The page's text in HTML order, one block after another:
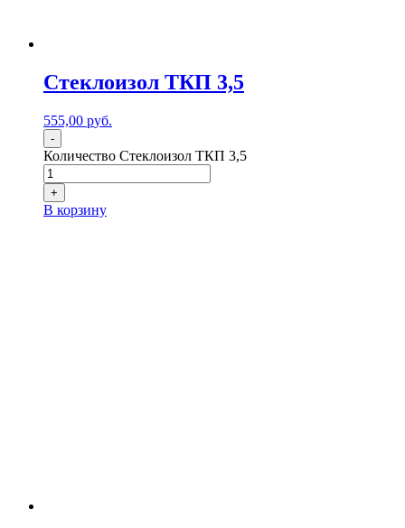
Стеклоизол ТКП 3,5
555,00 руб.
-
Количество Стеклоизол ТКП 3,5
+
В корзину